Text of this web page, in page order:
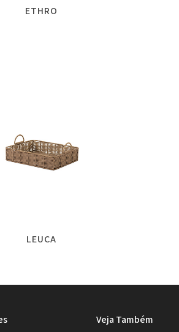
ETHRO
LEUCA
Veja Também